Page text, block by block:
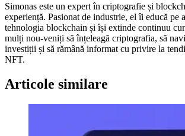
Simonas este un expert în criptografie și
experiență. Pasionat de industrie, el îi educă pe
tehnologia blockchain și își extinde continuu
mulți nou-veniți să înțeleagă criptografia, să
investiții și să rămână informat cu privire la
NFT.
Articole similare